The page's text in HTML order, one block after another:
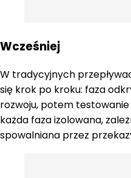
Wcześniej
W tradycyjnych
się krok po kroku: faza
rozwoju, potem
każda faza izolowana,
spowalniana przez